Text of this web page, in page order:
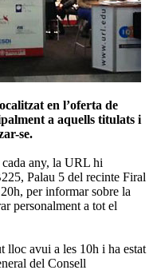
en l’oferta de
a aquells titulats i
se.
any, la URL hi
Palau 5 del recinte Firal
per informar sobre la
personalment a tot el
lloc avui a les 10h i ha estat
del Consell